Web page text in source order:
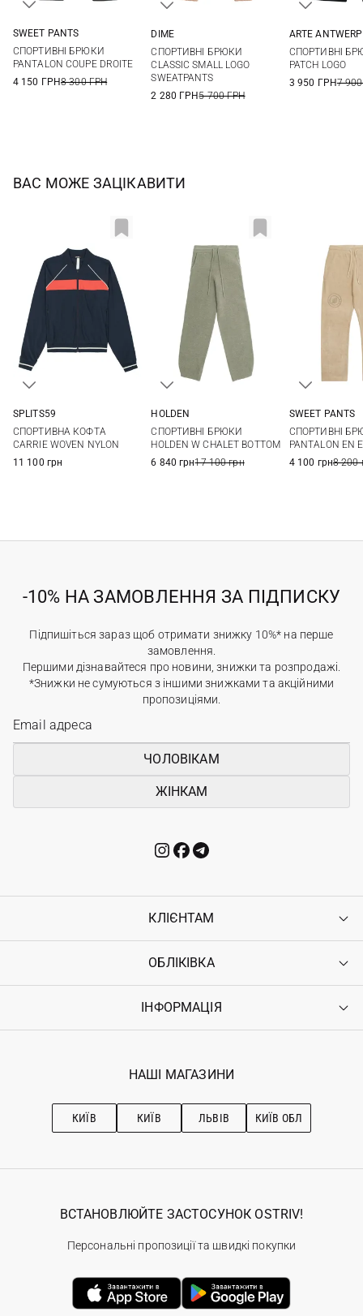
SWEET PANTS
СПОРТИВНІ БРЮКИ
PANTALON COUPE DROITE
4 150 ГРН8 300 ГРН
DIME
СПОРТИВНІ БРЮКИ
CLASSIC SMALL LOGO
SWEATPANTS
2 280 ГРН5 700 ГРН
XL
ARTE ANTWERP
СПОРТИВНІ
PATCH LOGO
3 950 ГРН7
ВАС МОЖЕ ЗАЦІКАВИТИ
XL
SPLITS59
СПОРТИВНА КОФТА
CARRIE WOVEN NYLON
11 100 грн
HOLDEN
СПОРТИВНІ БРЮКИ
HOLDEN W CHALET BOTTOM
6 840 грн17 100 грн
SWEET PANTS
СПОРТИВНІ
PANTALON EN
4 100 грн8 200
-10% НА ЗАМОВЛЕННЯ ЗА ПІДПИСКУ
Підпишіться зараз щоб отримати знижку 10%* на перше
замовлення.
Першими дізнавайтеся про новини, знижки та розпродажі.
*Знижки не сумуються з іншими знижками та акційними
пропозиціями.
ЧОЛОВІКАМ
ЖІНКАМ
КЛІЄНТАМ
Контакти
Повернення
Гарантія
ОБЛІКІВКА
Увійти
Ostriv Club+
ІНФОРМАЦІЯ
Наші магазини
Рекомендації з догляду
НАШІ МАГАЗИНИ
КИЇВ КИЇВ ЛЬВІВ КИЇВ ОБЛ
ВСТАНОВЛЮЙТЕ ЗАСТОСУНОК OSTRIV!
Персональні пропозиції та швидкі покупки